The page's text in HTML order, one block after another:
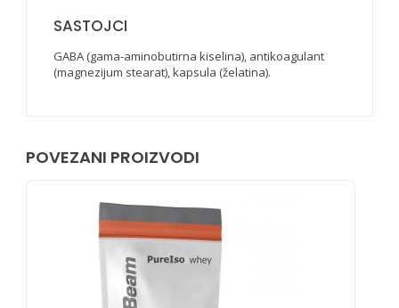
SASTOJCI
GABA (gama-aminobutirna kiselina), antikoagulant
(magnezijum stearat), kapsula (želatina).
POVEZANI PROIZVODI